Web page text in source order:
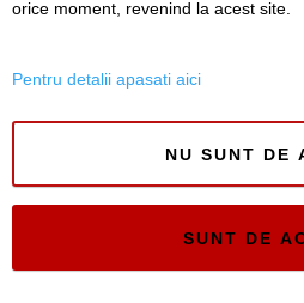
Timiș
orice moment, revenind la acest site.
Pentru detalii apasati aici
NU SUNT DE
SUNT DE